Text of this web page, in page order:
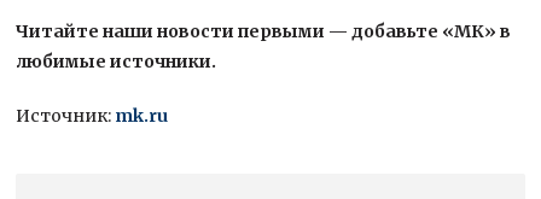
Читайте наши новости первыми — добавьте «МК» в
любимые источники.
Источник: mk.ru